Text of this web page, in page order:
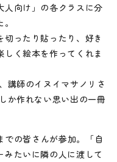
人向け」の各クラスに分
ったり貼ったり、好き
く絵本を作ってくれま
講師のイヌイマサノリさ
か作れない思い出の一冊
での皆さんが参加。「自
たいに隣の人に渡して